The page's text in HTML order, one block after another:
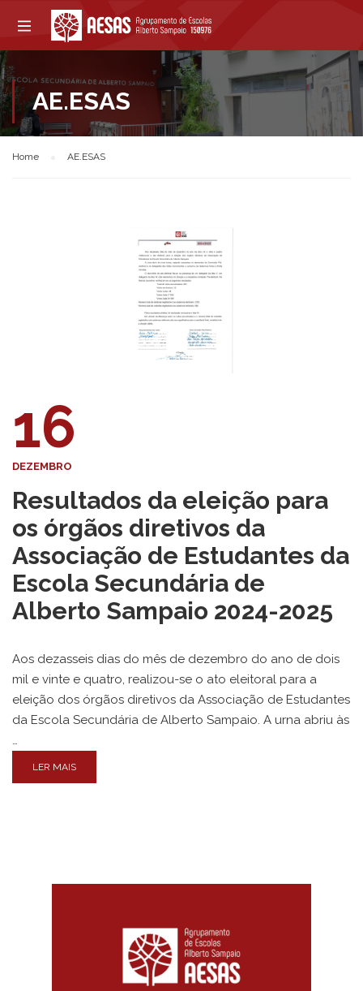
AE.ESAS
Home AE.ESAS
16
DEZEMBRO
Resultados da eleição para
os órgãos diretivos da
Associação de Estudantes da
Escola Secundária de
Alberto Sampaio 2024-2025
Aos dezasseis dias do mês de dezembro do ano de dois
mil e vinte e quatro, realizou-se o ato eleitoral para a
eleição dos órgãos diretivos da Associação de Estudantes
da Escola Secundária de Alberto Sampaio. A urna abriu às
…
LER MAIS